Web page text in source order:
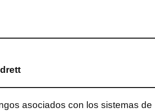
asociados con los sistemas de